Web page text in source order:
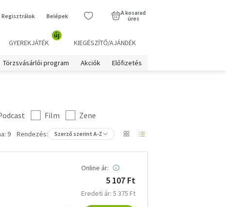
Regisztrálok Belépek
A kosarad
üres
GYEREKJÁTÉK
új
KIEGÉSZÍTŐ/AJÁNDÉK
Törzsvásárlói program Akciók Előfizetés
Film
Zene
9 Rendezés: Szerző szerint A-Z
Online ár:
5 107 Ft
Eredeti ár: 5 375 Ft